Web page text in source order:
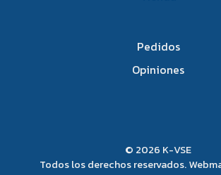
Pedidos
Opiniones
© 2026 K-VSE
Todos los derechos reservados.